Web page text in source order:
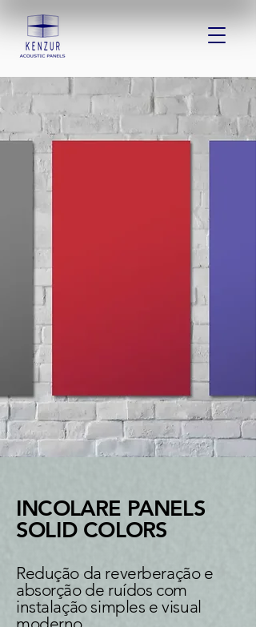
INCOLARE PANELS
SOLID COLORS
Redução da reverberação e
absorção de ruídos com
instalação simples e visual